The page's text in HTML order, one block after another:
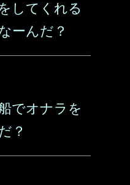
してくれる
ーんだ？
でオナラを
？